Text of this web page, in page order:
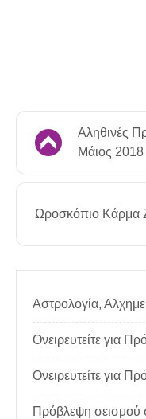
Αληθινές
Μάιος 2018
Ωροσκόπιο Κάρμα
Αστρολογία,
Ονειρευτείτε για
Ονειρευτείτε για
Πρόβλεψη σεισμού